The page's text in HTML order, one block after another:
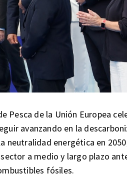
Pesca de la Unión Europea
avanzando en la
neutralidad energética en
a medio y largo plazo
fósiles.